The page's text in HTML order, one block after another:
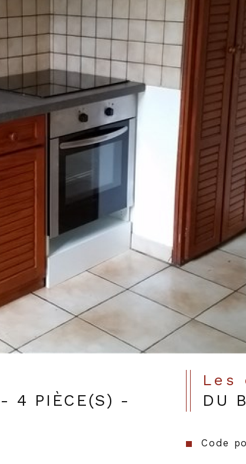
- 4 PIÈCE(S) -
DU
Code